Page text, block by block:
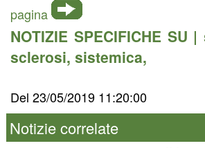
pagina
NOTIZIE SPECIFICHE SU |
sclerosi, sistemica,
Del 23/05/2019 11:20:00
Notizie correlate